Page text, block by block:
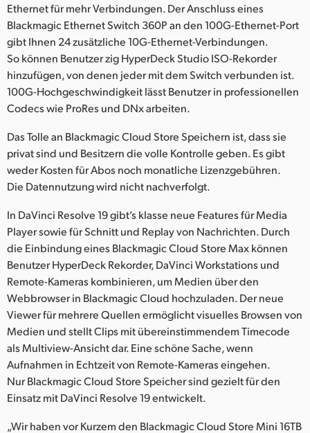
Ethernet für mehr Verbindungen. Der Anschluss eines
Blackmagic Ethernet Switch 360P an den 100G-Ethernet-Port
gibt Ihnen 24 zusätzliche 10G-Ethernet-Verbindungen.
So können Benutzer zig HyperDeck Studio ISO-Rekorder
hinzufügen, von denen jeder mit dem Switch verbunden ist.
100G-Hochgeschwindigkeit lässt Benutzer in professionellen
Codecs wie ProRes und DNx arbeiten.
Das Tolle an Blackmagic Cloud Store Speichern ist, dass sie
privat sind und Besitzern die volle Kontrolle geben. Es gibt
weder Kosten für Abos noch monatliche Lizenzgebühren.
Die Datennutzung wird nicht nachverfolgt.
In DaVinci Resolve 19 gibt’s klasse neue Features für Media
Player sowie für Schnitt und Replay von Nachrichten. Durch
die Einbindung eines Blackmagic Cloud Store Max können
Benutzer HyperDeck Rekorder, DaVinci Workstations und
Remote-Kameras kombinieren, um Medien über den
Webbrowser in Blackmagic Cloud hochzuladen. Der neue
Viewer für mehrere Quellen ermöglicht visuelles Browsen von
Medien und stellt Clips mit übereinstimmendem Timecode
als Multiview-Ansicht dar. Eine schöne Sache, wenn
Aufnahmen in Echtzeit von Remote-Kameras eingehen.
Nur Blackmagic Cloud Store Speicher sind gezielt für den
Einsatz mit DaVinci Resolve 19 entwickelt.
„Wir haben vor Kurzem den Blackmagic Cloud Store Mini 16TB